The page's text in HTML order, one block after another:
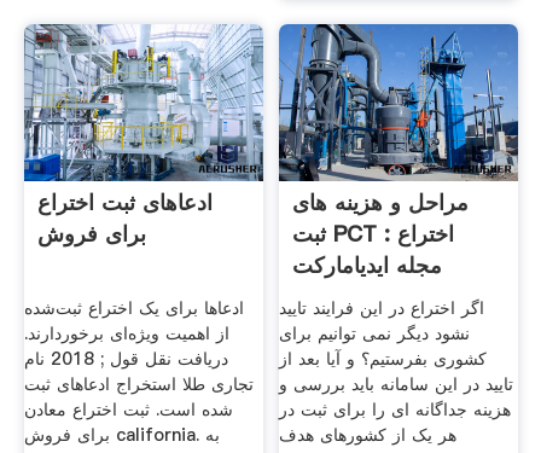
ادعاهای ثبت اختراع
برای فروش
ادعاها برای یک اختراع ثبت‌شده
از اهمیت ویژه‌ای برخوردارند.
دریافت نقل قول ; 2018 نام
تجاری طلا استخراج ادعاهای ثبت
شده است. ثبت اختراع معادن
برای فروش california. به
مراحل و هزینه های
ثبت PCT اختراع :
مجله ایدیامارکت
اگر اختراع در این فرایند تایید
نشود دیگر نمی توانیم برای
کشوری بفرستیم؟ و آیا بعد از
تایید در این سامانه باید بررسی و
هزینه جداگانه ای را برای ثبت در
هر یک از کشورهای هدف